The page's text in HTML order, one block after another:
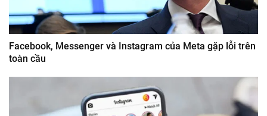
Facebook, Messenger và Instagram của Meta gặp lỗi trên
toàn cầu